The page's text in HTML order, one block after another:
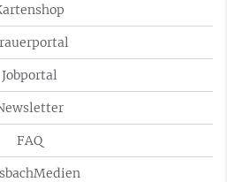
Jobportal
FAQ